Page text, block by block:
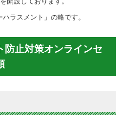
ラスメント」の略です。
防止対策オンラインセ